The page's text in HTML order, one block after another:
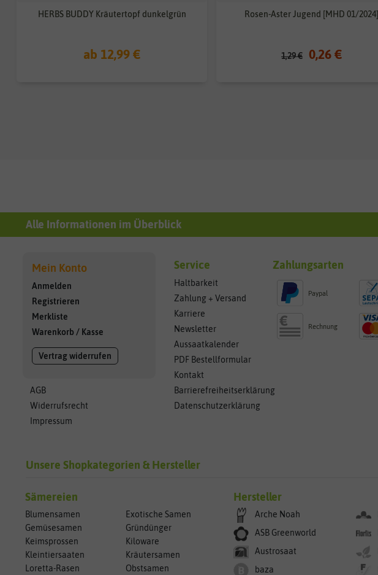
HERBS BUDDY Kräutertopf dunkelgrün
ab 12,99 €
Rosen-Aster Jugend [MHD 01/2024]
1,29 € 0,26 €
Alle Informationen im Überblick
Mein Konto
Anmelden
Registrieren
Merkliste
Warenkorb / Kasse
Vertrag widerrufen
AGB
Widerrufsrecht
Impressum
Service
Haltbarkeit
Zahlung + Versand
Karriere
Newsletter
Aussaatkalender
PDF Bestellformular
Kontakt
Barrierefreiheitserklärung
Datenschutzerklärung
Zahlungsarten
Paypal
Rechnung
Unsere Shopkategorien & Hersteller
Sämereien
Blumensamen
Exotische Samen
Gemüsesamen
Gründünger
Keimsprossen
Kiloware
Kleintiersaaten
Kräutersamen
Loretta-Rasen
Obstsamen
Hersteller
Arche Noah
ASB Greenworld
Austrosaat
baza